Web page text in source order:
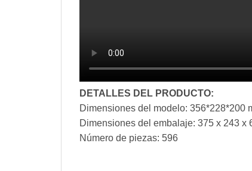
DETALLES DEL PRODUCTO:
Dimensiones del modelo: 356*228*200
Dimensiones del embalaje: 375 x 243 x
Número de piezas: 596